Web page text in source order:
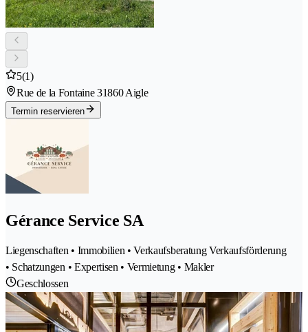
5(1)
Rue de la Fontaine 31860 Aigle
Termin reservieren
Gérance Service SA
Liegenschaften • Immobilien • Verkaufsberatung Verkaufsförderung
• Schatzungen • Expertisen • Vermietung • Makler
Geschlossen